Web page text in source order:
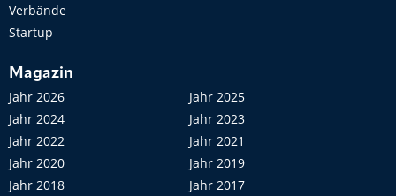
Verbände
Startup
Magazin
Jahr 2026
Jahr 2025
Jahr 2024
Jahr 2023
Jahr 2022
Jahr 2021
Jahr 2020
Jahr 2019
Jahr 2018
Jahr 2017